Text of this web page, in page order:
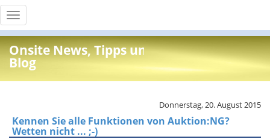
Toggle
navigation
Onsite News, Tipps und Info
Blog
Donnerstag, 20. August 2015
Kennen Sie alle Funktionen von Auktion:NG?
Wetten nicht ... ;-)